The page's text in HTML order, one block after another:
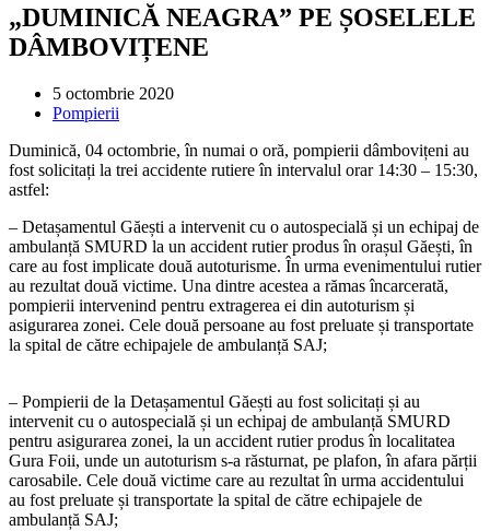
„DUMINICĂ NEAGRA” PE ȘOSELELE
DÂMBOVIȚENE
Post
published:
5 octombrie 2020
Post
Pompierii
Duminică, 04 octombrie, în numai o oră, pompierii dâmbovițeni au
fost solicitați la trei accidente rutiere în intervalul orar 14:30 – 15:30,
astfel:
– Detașamentul Găești a intervenit cu o autospecială și un echipaj de
ambulanță SMURD la un accident rutier produs în orașul Găești, în
care au fost implicate două autoturisme. În urma evenimentului rutier
au rezultat două victime. Una dintre acestea a rămas încarcerată,
pompierii intervenind pentru extragerea ei din autoturism și
asigurarea zonei. Cele două persoane au fost preluate și transportate
la spital de către echipajele de ambulanță SAJ;
– Pompierii de la Detașamentul Găești au fost solicitați și au
intervenit cu o autospecială și un echipaj de ambulanță SMURD
pentru asigurarea zonei, la un accident rutier produs în localitatea
Gura Foii, unde un autoturism s-a răsturnat, pe plafon, în afara părții
carosabile. Cele două victime care au rezultat în urma accidentului
au fost preluate și transportate la spital de către echipajele de
ambulanță SAJ;